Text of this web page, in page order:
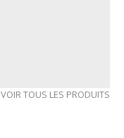
VOIR TOUS LES PRODUITS